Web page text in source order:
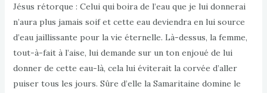
Jésus rétorque : Celui qui boira de l’eau que je lui donnerai
n’aura plus jamais soif et cette eau deviendra en lui source
d’eau jaillissante pour la vie éternelle. Là-dessus, la femme,
tout-à-fait à l’aise, lui demande sur un ton enjoué de lui
donner de cette eau-là, cela lui éviterait la corvée d’aller
puiser tous les jours. Sûre d’elle la Samaritaine domine le